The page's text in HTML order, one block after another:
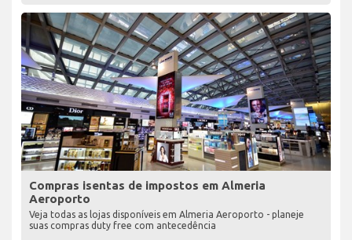
Compras isentas de impostos em Almeria
Aeroporto
Veja todas as lojas disponíveis em Almeria Aeroporto - planeje
suas compras duty free com antecedência